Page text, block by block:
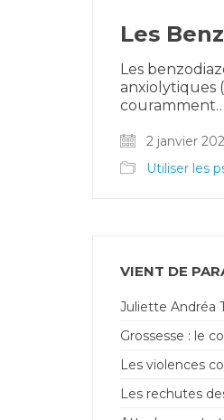
Les
Les
anxiolytiques
couramment…
2 janvier
Utiliser les
VIENT DE
Juliette Andréa
Grossesse : le
Les violences
Les rechutes